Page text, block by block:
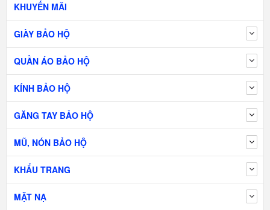
KHUYẾN MÃI
GIÀY BẢO HỘ
QUẦN ÁO BẢO HỘ
KÍNH BẢO HỘ
GĂNG TAY BẢO HỘ
MŨ, NÓN BẢO HỘ
KHẨU TRANG
MẶT NẠ